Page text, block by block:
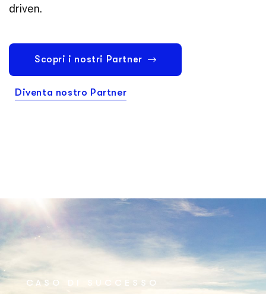
driven.
Scopri i nostri Partner
Diventa nostro Partner
CASO DI SUCCESSO